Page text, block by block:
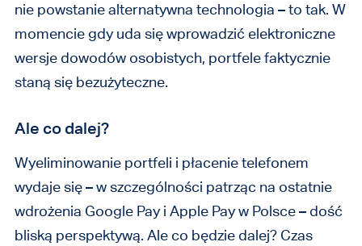
nie powstanie alternatywna technologia – to tak. W
momencie gdy uda się wprowadzić elektroniczne
wersje dowodów osobistych, portfele faktycznie
staną się bezużyteczne.
Ale co dalej?
Wyeliminowanie portfeli i płacenie telefonem
wydaje się – w szczególności patrząc na ostatnie
wdrożenia Google Pay i Apple Pay w Polsce – dość
bliską perspektywą. Ale co będzie dalej? Czas